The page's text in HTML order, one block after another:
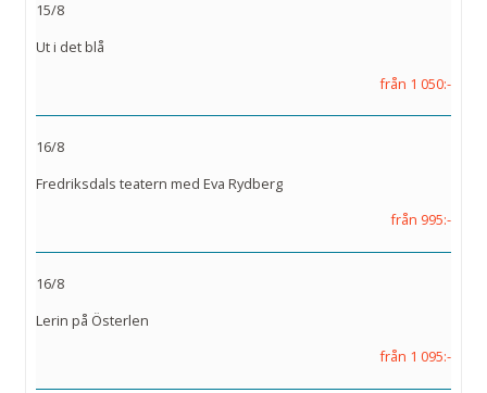
15/8
Ut i det blå
från 1 050:-
16/8
Fredriksdals teatern med Eva Rydberg
från 995:-
16/8
Lerin på Österlen
från 1 095:-